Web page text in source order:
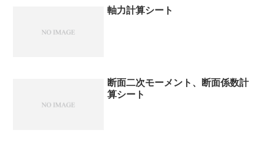
軸力計算シート
断面二次モーメント、断面係数計
算シート